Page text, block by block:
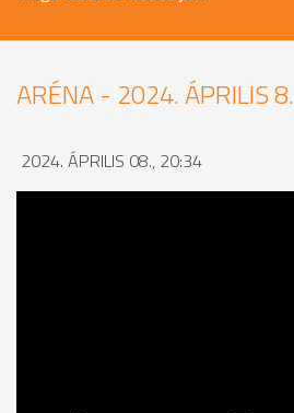
ARÉNA - 2024. ÁPRILIS 8.
2024. ÁPRILIS 08., 20:34